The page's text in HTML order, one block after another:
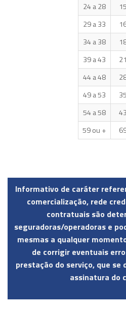
24 a 28
29 a 33
34 a 38
39 a 43
44 a 48
49 a 53
54 a 58
59 ou +
Informativo de caráter
comercialização, rede
contratuais são
seguradoras/operadoras e
mesmas a qualquer
de corrigir eventuais
prestação do serviço, que se
assinatura do